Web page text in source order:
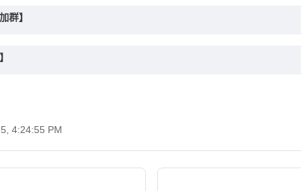
群】
4:24:55 PM